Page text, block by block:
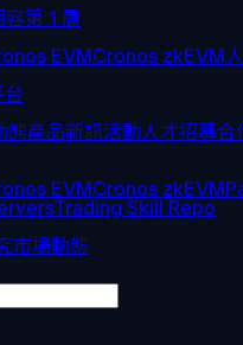
第 1 層
EVMCronos zkEVM
台
態產品新訊活動人才招募合
EVMCronos zkEVM
Trading Skill Repo
市場動態